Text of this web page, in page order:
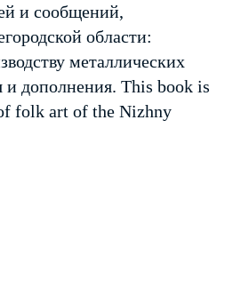
и сообщений,
области:
металлических
и дополнения. This book is
folk art of the Nizhny